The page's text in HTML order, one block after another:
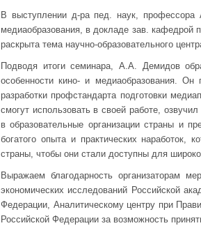
В выступлении д-ра пед. наук, профессора
медиаобразования, в докладе зав. кафедрой
раскрыта тема научно-образовательного
Подводя итоги семинара, А.А. Демидов
особенности кино- и медиаобразования.
разработки профстандарта подготовки
смогут использовать в своей работе,
в образовательные организации страны и
богатого опыта и практических наработок,
страны, чтобы они стали доступны для
Выражаем благодарность организаторам
экономических исследований Российской
Федерации, Аналитическому центру при
Российской Федерации за возможность